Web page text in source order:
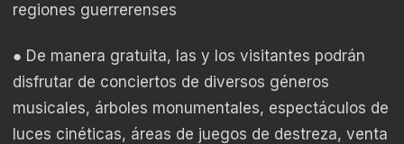
regiones guerrerenses
● De manera gratuita, las y los visitantes podrán
disfrutar de conciertos de diversos géneros
musicales, árboles monumentales, espectáculos de
luces cinéticas, áreas de juegos de destreza, venta